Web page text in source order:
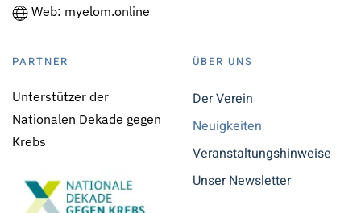
Web: myelom.online
PARTNER
Unterstützer der
Nationalen Dekade gegen
Krebs
ÜBER UNS
Der Verein
Neuigkeiten
Veranstaltungshinweise
Unser Newsletter